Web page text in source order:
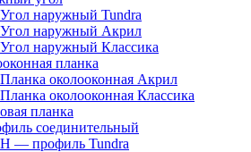
Угол наружный Tundra
Угол наружный Акрил
Угол наружный Классика
планка
Планка околооконная Акрил
Планка околооконная Классика
планка
соединительный
Н — профиль Tundra